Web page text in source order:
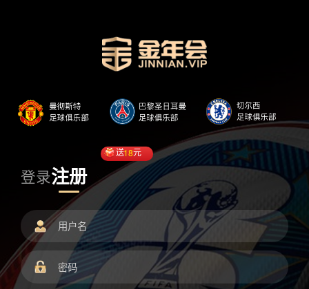
登录注册
送18元